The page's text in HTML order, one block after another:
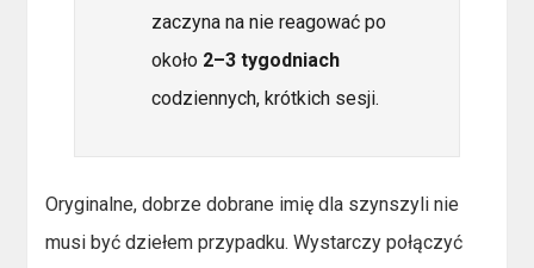
zaczyna na nie reagować po
około 2–3 tygodniach
codziennych, krótkich sesji.
Oryginalne, dobrze dobrane imię dla szynszyli nie
musi być dziełem przypadku. Wystarczy połączyć